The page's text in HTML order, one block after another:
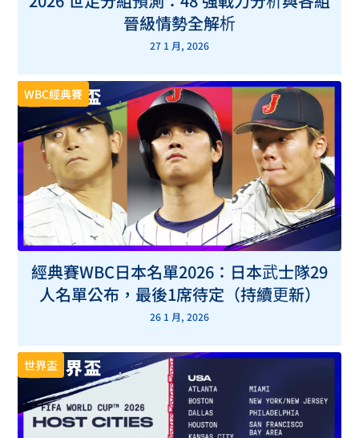
晉級情勢全解析
27 1 月, 2026
WBC經典賽
經典賽WBC日本名單2026：日本武士隊29
人名單公布，最後1席待定（持續更新）
26 1 月, 2026
世界盃